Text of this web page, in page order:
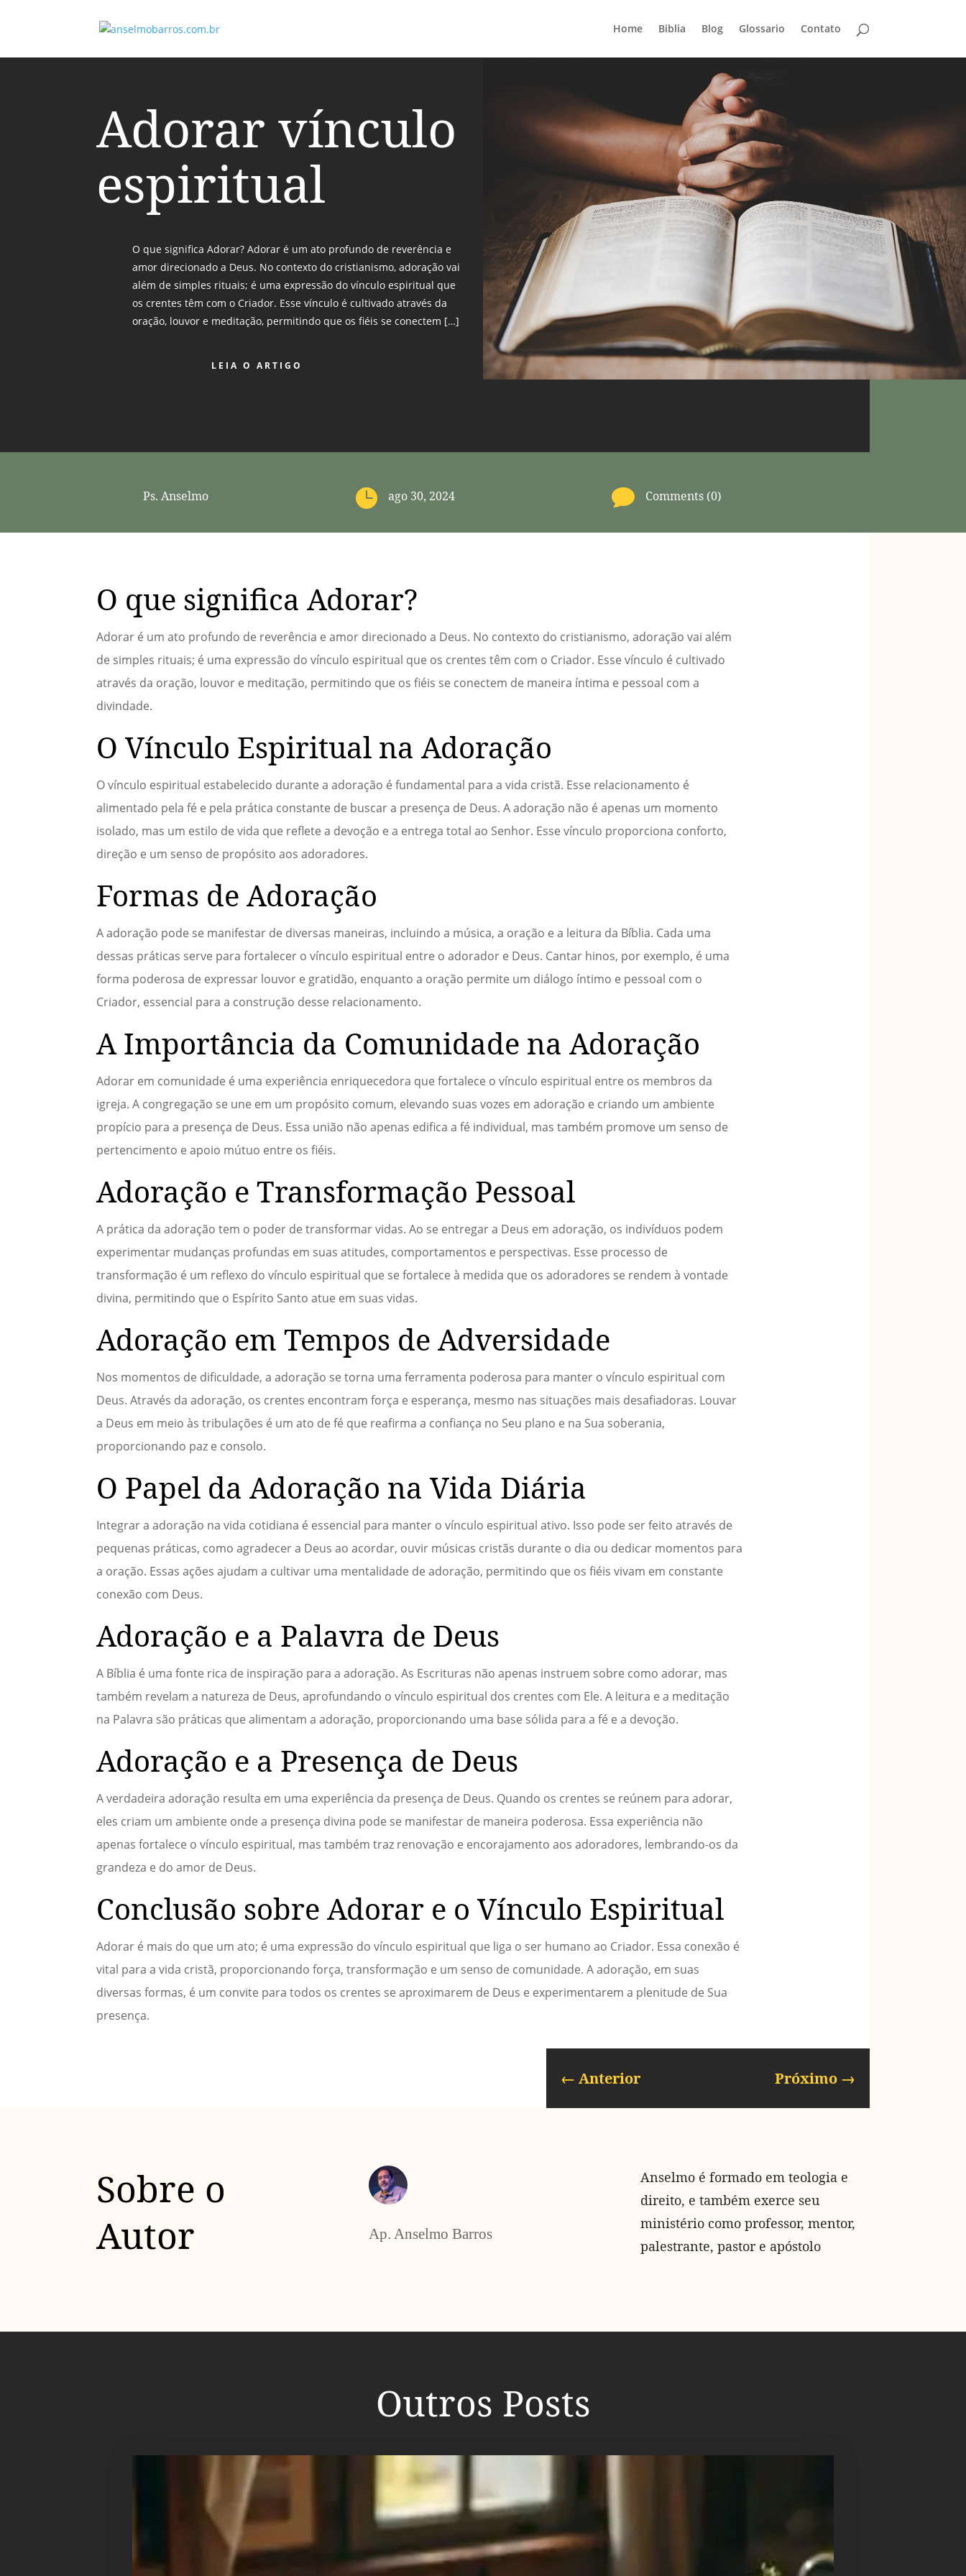
Home Biblia Blog Glossario Contato
Adorar vínculo
espiritual
O que significa Adorar? Adorar é um ato profundo de reverência e
amor direcionado a Deus. No contexto do cristianismo, adoração vai
além de simples rituais; é uma expressão do vínculo espiritual que
os crentes têm com o Criador. Esse vínculo é cultivado através da
oração, louvor e meditação, permitindo que os fiéis se conectem […]
LEIA O ARTIGO
Ps. Anselmo  ago 30, 2024  Comments (0)
O que significa Adorar?
Adorar é um ato profundo de reverência e amor direcionado a Deus. No contexto do cristianismo, adoração vai além
de simples rituais; é uma expressão do vínculo espiritual que os crentes têm com o Criador. Esse vínculo é cultivado
através da oração, louvor e meditação, permitindo que os fiéis se conectem de maneira íntima e pessoal com a
divindade.
O Vínculo Espiritual na Adoração
O vínculo espiritual estabelecido durante a adoração é fundamental para a vida cristã. Esse relacionamento é
alimentado pela fé e pela prática constante de buscar a presença de Deus. A adoração não é apenas um momento
isolado, mas um estilo de vida que reflete a devoção e a entrega total ao Senhor. Esse vínculo proporciona conforto,
direção e um senso de propósito aos adoradores.
Formas de Adoração
A adoração pode se manifestar de diversas maneiras, incluindo a música, a oração e a leitura da Bíblia. Cada uma
dessas práticas serve para fortalecer o vínculo espiritual entre o adorador e Deus. Cantar hinos, por exemplo, é uma
forma poderosa de expressar louvor e gratidão, enquanto a oração permite um diálogo íntimo e pessoal com o
Criador, essencial para a construção desse relacionamento.
A Importância da Comunidade na Adoração
Adorar em comunidade é uma experiência enriquecedora que fortalece o vínculo espiritual entre os membros da
igreja. A congregação se une em um propósito comum, elevando suas vozes em adoração e criando um ambiente
propício para a presença de Deus. Essa união não apenas edifica a fé individual, mas também promove um senso de
pertencimento e apoio mútuo entre os fiéis.
Adoração e Transformação Pessoal
A prática da adoração tem o poder de transformar vidas. Ao se entregar a Deus em adoração, os indivíduos podem
experimentar mudanças profundas em suas atitudes, comportamentos e perspectivas. Esse processo de
transformação é um reflexo do vínculo espiritual que se fortalece à medida que os adoradores se rendem à vontade
divina, permitindo que o Espírito Santo atue em suas vidas.
Adoração em Tempos de Adversidade
Nos momentos de dificuldade, a adoração se torna uma ferramenta poderosa para manter o vínculo espiritual com
Deus. Através da adoração, os crentes encontram força e esperança, mesmo nas situações mais desafiadoras. Louvar
a Deus em meio às tribulações é um ato de fé que reafirma a confiança no Seu plano e na Sua soberania,
proporcionando paz e consolo.
O Papel da Adoração na Vida Diária
Integrar a adoração na vida cotidiana é essencial para manter o vínculo espiritual ativo. Isso pode ser feito através de
pequenas práticas, como agradecer a Deus ao acordar, ouvir músicas cristãs durante o dia ou dedicar momentos para
a oração. Essas ações ajudam a cultivar uma mentalidade de adoração, permitindo que os fiéis vivam em constante
conexão com Deus.
Adoração e a Palavra de Deus
A Bíblia é uma fonte rica de inspiração para a adoração. As Escrituras não apenas instruem sobre como adorar, mas
também revelam a natureza de Deus, aprofundando o vínculo espiritual dos crentes com Ele. A leitura e a meditação
na Palavra são práticas que alimentam a adoração, proporcionando uma base sólida para a fé e a devoção.
Adoração e a Presença de Deus
A verdadeira adoração resulta em uma experiência da presença de Deus. Quando os crentes se reúnem para adorar,
eles criam um ambiente onde a presença divina pode se manifestar de maneira poderosa. Essa experiência não
apenas fortalece o vínculo espiritual, mas também traz renovação e encorajamento aos adoradores, lembrando-os da
grandeza e do amor de Deus.
Conclusão sobre Adorar e o Vínculo Espiritual
Adorar é mais do que um ato; é uma expressão do vínculo espiritual que liga o ser humano ao Criador. Essa conexão é
vital para a vida cristã, proporcionando força, transformação e um senso de comunidade. A adoração, em suas
diversas formas, é um convite para todos os crentes se aproximarem de Deus e experimentarem a plenitude de Sua
presença.
← Anterior Próximo→
Sobre o
Autor
Ap. Anselmo Barros
Anselmo é formado em teologia e
direito, e também exerce seu
ministério como professor, mentor,
palestrante, pastor e apóstolo
Outros Posts